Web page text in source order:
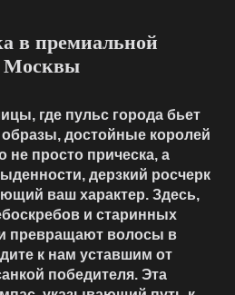
в премиальной
Москвы
где пульс города бьет
достойные королей
просто прическа, а
дерзкий росчерк
ваш характер. Здесь,
и старинных
превращают волосы в
к нам уставшим от
победителя. Эта